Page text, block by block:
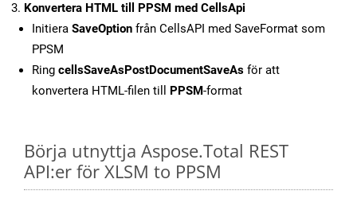
Konvertera HTML till PPSM med CellsApi
Initiera SaveOption från CellsAPI med SaveFormat som
PPSM
Ring cellsSaveAsPostDocumentSaveAs för att
konvertera HTML-filen till PPSM-format
Börja utnyttja Aspose.Total REST
API:er för XLSM to PPSM